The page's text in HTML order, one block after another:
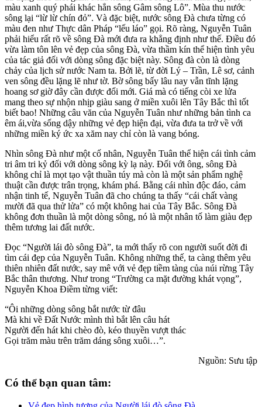
màu xanh quý phái khác hẳn sông Gâm sông Lô”. Mùa thu nước
sông lại “lừ lừ chín đỏ”. Và đặc biệt, nước sông Đà chưa từng có
màu đen như Thực dân Pháp “lếu láo” gọi. Rõ ràng, Nguyễn Tuân
phải hiểu rất rõ về sông Đà mới đưa ra khẳng định như thế. Điều đó
vừa làm tôn lên vẻ đẹp của sông Đà, vừa thầm kín thể hiện tình yêu
của tác giả đối với dòng sông đặc biệt này. Sông đà còn là dòng
chảy của lịch sử nước Nam ta. Bởi lẽ, từ đời Lý – Trần, Lê sơ, cảnh
ven sông đều lặng lẽ như tờ. Bờ sông bấy lâu nay vẫn tĩnh lặng
hoang sơ giờ đây cần được đổi mới. Giá mà có tiếng còi xe lửa
mang theo sự nhộn nhịp giàu sang ở miền xuôi lên Tây Bắc thì tốt
biết bao! Những câu văn của Nguyễn Tuân như những bản tình ca
êm ái,vừa sống dậy những vẻ đẹp hiện đại, vừa đưa ta trở về với
những miền ký ức xa xăm nay chỉ còn là vang bóng.
Nhìn sông Đà như một cố nhân, Nguyễn Tuân thể hiện cái tình cảm
tri âm tri kỷ đối với dòng sông kỳ lạ này. Đối với ông, sông Đà
không chỉ là mọt tạo vật thuần túy mà còn là một sản phẩm nghệ
thuật cần được trân trọng, khám phá. Bằng cái nhìn độc đáo, cảm
nhận tinh tế, Nguyễn Tuân đã cho chúng ta thấy “cái chất vàng
mười đã qua thử lửa” có một không hai của Tây Bắc. Sông Đà
không đơn thuần là một dòng sông, nó là một nhân tố làm giàu đẹp
thêm tương lai đất nước.
Đọc “Người lái đò sông Đà”, ta mới thấy rõ con người suốt đời đi
tìm cái đẹp của Nguyễn Tuân. Không những thế, ta càng thêm yêu
thiên nhiên đất nước, say mê với vẻ đẹp tiềm tàng của núi rừng Tây
Bắc thân thương. Như trong “Trường ca mặt đường khát vọng”,
Nguyễn Khoa Điềm từng viết:
“Ôi những dòng sông bắt nước từ đâu
Mà khi về Đất Nước mình thì bắt lên câu hát
Người đến hát khi chèo đò, kéo thuyền vượt thác
Gọi trăm màu trên trăm dáng sông xuôi…”.
Nguồn: Sưu tập
Có thể bạn quan tâm: